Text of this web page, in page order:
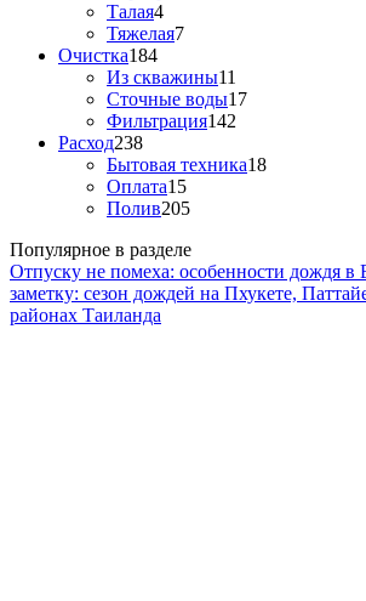
Талая4
Тяжелая7
Очистка184
Из скважины11
Сточные воды17
Фильтрация142
Расход238
Бытовая техника18
Оплата15
Полив205
Популярное в разделе
Отпуску не помеха: особенности дождя в
заметку: сезон дождей на Пхукете,
районах Таиланда